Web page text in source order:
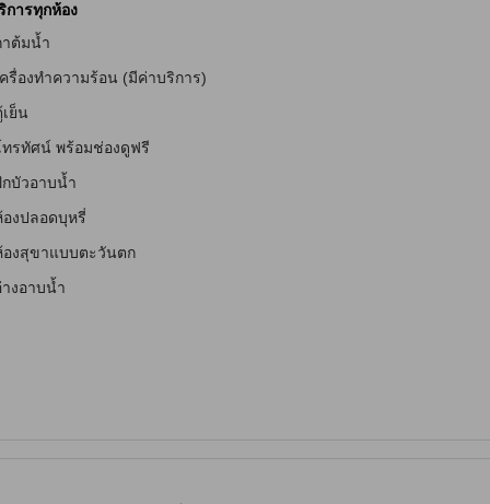
สำหรับผู้มีปัญหาทางการได้ยิน
การทุกห้อง
ต้มน้ำ
รื่องทำความร้อน (มีค่าบริการ)
ย็น
รทัศน์ พร้อมช่องดูฟรี
บัวอาบน้ำ
งปลอดบุหรี่
งสุขาแบบตะวันตก
งอาบน้ำ